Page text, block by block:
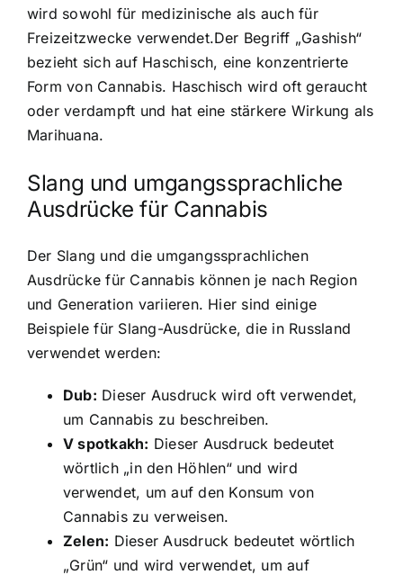
wird sowohl für medizinische als auch für
Freizeitzwecke verwendet.Der Begriff „Gashish“
bezieht sich auf Haschisch, eine konzentrierte
Form von Cannabis. Haschisch wird oft geraucht
oder verdampft und hat eine stärkere Wirkung als
Marihuana.
Slang und umgangssprachliche
Ausdrücke für Cannabis
Der Slang und die umgangssprachlichen
Ausdrücke für Cannabis können je nach Region
und Generation variieren. Hier sind einige
Beispiele für Slang-Ausdrücke, die in Russland
verwendet werden:
Dub: Dieser Ausdruck wird oft verwendet,
um Cannabis zu beschreiben.
V spotkakh: Dieser Ausdruck bedeutet
wörtlich „in den Höhlen“ und wird
verwendet, um auf den Konsum von
Cannabis zu verweisen.
Zelen: Dieser Ausdruck bedeutet wörtlich
„Grün“ und wird verwendet, um auf